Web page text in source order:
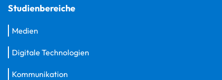
Studienbereiche
Medien
Digitale Technologien
Kommunikation